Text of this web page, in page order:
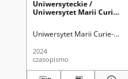
Uniwersyteckie /
Uniwersytet Marii Curie-
Uniwersytet Marii Curie-
2024
czasopismo